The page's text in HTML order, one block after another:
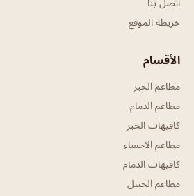
اتصل بنا
خريطة الموقع
الأقسام
مطاعم الخبر
مطاعم الدمام
كافيهات الخبر
مطاعم الاحساء
كافيهات الدمام
مطاعم الجبيل